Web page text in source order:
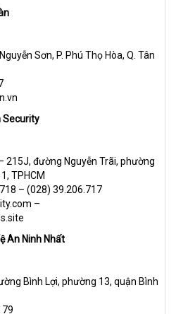
Sơn, P. Phú Thọ Hòa, Q. Tân
Security
215J, đường Nguyễn Trãi, phường
TPHCM
– (028) 39.206.717
–
An Ninh Nhất
Bình Lợi, phường 13, quận Bình
79